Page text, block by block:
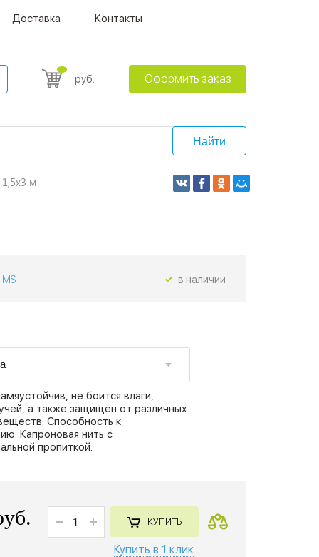
Доставка Контакты
руб. Оформить заказ
Найти
м
MS в наличии
не боится влаги,
а также защищен от различных
Способность к
Капроновая нить с
пропиткой.
КУПИТЬ
Купить в 1 клик